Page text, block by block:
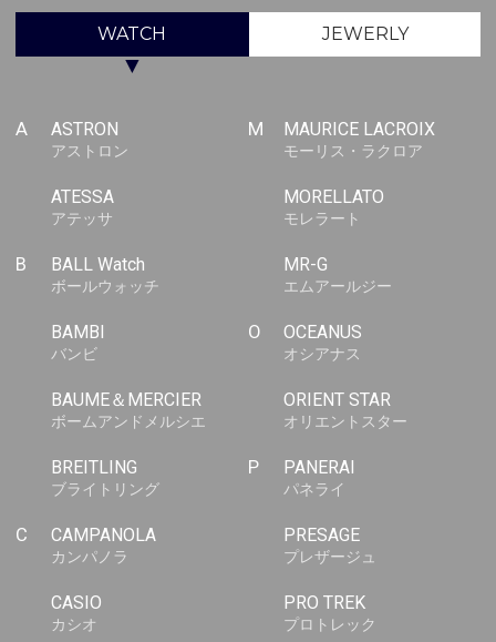
WATCH JEWERLY
▼
A ASTRON
アストロン
ATESSA
アテッサ
B BALL Watch
ボールウォッチ
BAMBI
バンビ
BAUME＆MERCIER
ボームアンドメルシエ
BREITLING
ブライトリング
C CAMPANOLA
カンパノラ
CASIO
カシオ
M MAURICE LACROIX
モーリス・ラクロア
MORELLATO
モレラート
MR-G
エムアールジー
O OCEANUS
オシアナス
ORIENT STAR
オリエントスター
P PANERAI
パネライ
PRESAGE
プレザージュ
PRO TREK
プロトレック